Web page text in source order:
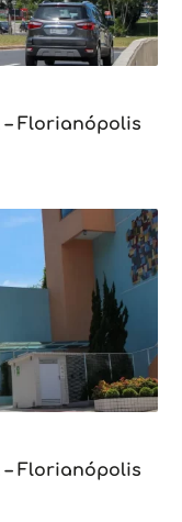
– Florianópolis
– Florianópolis